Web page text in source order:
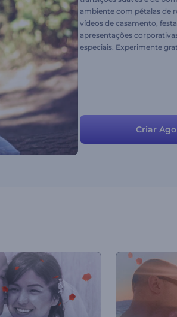
ambiente com pétalas de
vídeos de casamento,
apresentações
especiais. Experimente
Criar